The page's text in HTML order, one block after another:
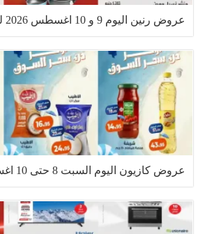
عروض رنين اليوم 9 و 10 اغسطس 2026 للأدوات المنزلية
عروض كازيون اليوم السبت 8 حتى 10 اغسطس 2026